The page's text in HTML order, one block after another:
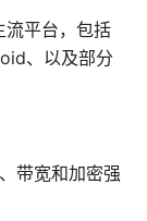
平台，包括
、以及部分
带宽和加密强